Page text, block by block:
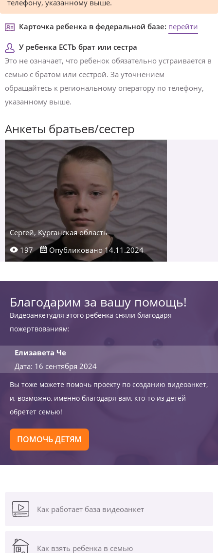
телефону, указанному выше.
Карточка ребенка в федеральной базе: перейти
У ребенка ЕСТЬ брат или сестра
Это не означает, что ребенок обязательно устраивается в
семью с братом или сестрой. За уточнением
обращайтесь к региональному оператору по телефону,
указанному выше.
Анкеты братьев/сестер
Сергей, Курганская область
197
Опубликовано 14.11.2024
Благодарим за вашу помощь!
Видеоанкетудля этого ребенка сняли благодаря
пожертвованиям:
Елизавета Че
Дата: 16 сентября 2024
Вы тоже можете помочь проекту по созданию видеоанкет,
и, возможно, именно благодаря вам, кто-то из детей
обретет семью!
ПОМОЧЬ ДЕТЯМ
Как работает база видеоанкет
Как взять ребенка в семью